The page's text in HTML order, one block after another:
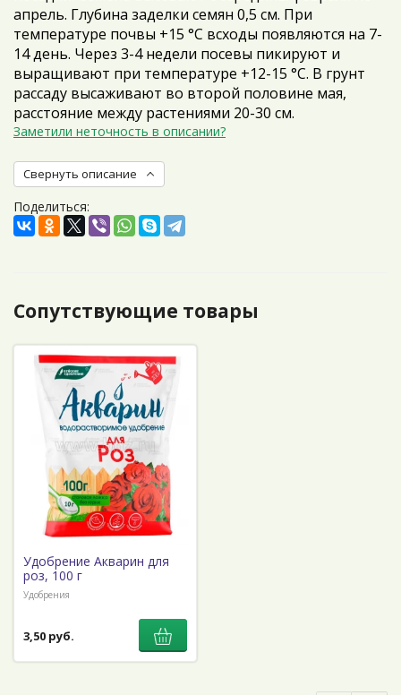
апрель. Глубина заделки семян 0,5 см. При
температуре почвы +15 °C всходы появляются на 7-
14 день. Через 3-4 недели посевы пикируют и
выращивают при температуре +12-15 °C. В грунт
рассаду высаживают во второй половине мая,
расстояние между растениями 20-30 см.
Заметили неточность в описании?
Свернуть описание
Поделиться:
Сопутствующие товары
Удобрение Акварин для
роз, 100 г
Удобрения
3,50 руб.